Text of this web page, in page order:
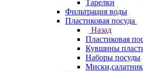
Тарелки
Фильтрация воды
Пластиковая посуда
Назад
Пластиковая
Кувшины
Наборы посуды